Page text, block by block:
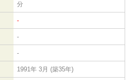
分
-
-
-
1991年 3月 (築35年)